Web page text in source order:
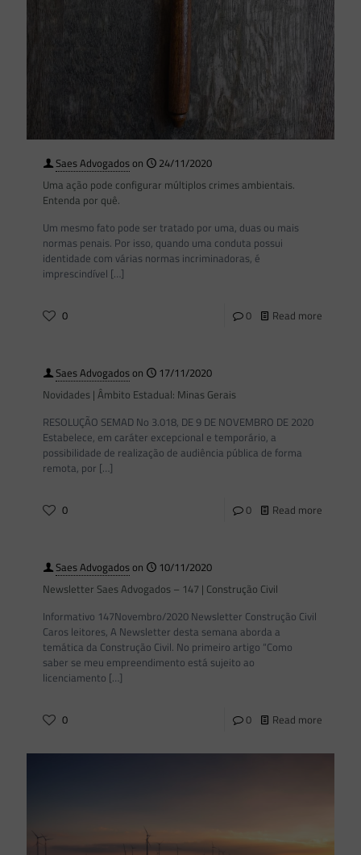
Saes Advogadoson
24/11/2020
Uma ação pode configurar múltiplos crimes ambientais.
Entenda por quê.
Um mesmo fato pode ser tratado por uma, duas ou mais
normas penais. Por isso, quando uma conduta possui
identidade com várias normas incriminadoras, é
imprescindível […]
0 0 Read more
Saes Advogadoson
17/11/2020
Novidades | Âmbito Estadual: Minas Gerais
RESOLUÇÃO SEMAD No 3.018, DE 9 DE NOVEMBRO DE 2020
Estabelece, em caráter excepcional e temporário, a
possibilidade de realização de audiência pública de forma
remota, por […]
0 0 Read more
Saes Advogadoson
10/11/2020
Newsletter Saes Advogados – 147 | Construção Civil
Informativo 147Novembro/2020 Newsletter Construção Civil
Caros leitores, A Newsletter desta semana aborda a
temática da Construção Civil. No primeiro artigo “Como
saber se meu empreendimento está sujeito ao
licenciamento […]
0 0 Read more